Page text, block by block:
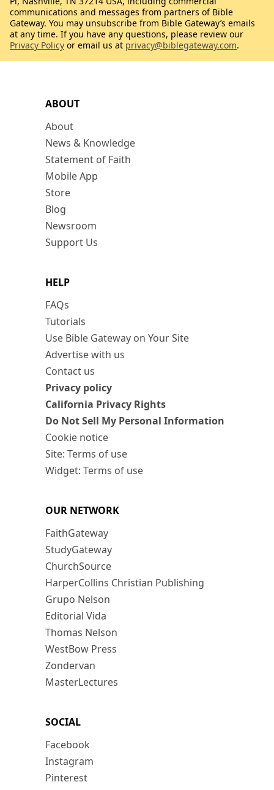
ABOUT
About
News & Knowledge
Statement of Faith
Mobile App
Store
Blog
Newsroom
Support Us
HELP
FAQs
Tutorials
Use Bible Gateway on Your Site
Advertise with us
Contact us
Privacy policy
California Privacy Rights
Do Not Sell My Personal Information
Cookie notice
Site: Terms of use
Widget: Terms of use
OUR NETWORK
FaithGateway
StudyGateway
ChurchSource
HarperCollins Christian Publishing
Grupo Nelson
Editorial Vida
Thomas Nelson
WestBow Press
Zondervan
MasterLectures
SOCIAL
Facebook
Instagram
Pinterest
communications and messages from partners of Bible
Gateway. You may unsubscribe from Bible Gateway’s emails
at any time. If you have any questions, please review our
Privacy Policy or email us at privacy@biblegateway.com.